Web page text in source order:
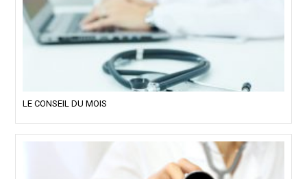
LE CONSEIL DU MOIS